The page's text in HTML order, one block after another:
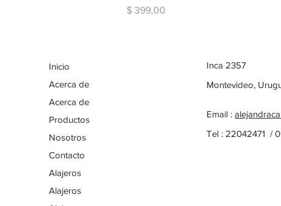
Precio
$ 399,00
Inicio
Acerca de
Acerca de
Productos
Nosotros
Contacto
Alajeros
Alajeros
Inca 2357
Montevideo,
Email :
Tel : 22042471 /